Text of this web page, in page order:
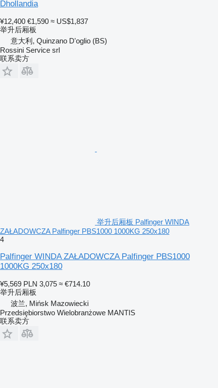
Dhollandia
¥12,400 €1,590 ≈ US$1,837
举升后厢板
意大利, Quinzano D'oglio (BS)
Rossini Service srl
联系卖方
举升后厢板 Palfinger WINDA
ZAŁADOWCZA Palfinger PBS1000 1000KG 250x180
4
Palfinger WINDA ZAŁADOWCZA Palfinger PBS1000
1000KG 250x180
¥5,569 PLN 3,075 ≈ €714.10
举升后厢板
波兰, Mińsk Mazowiecki
Przedsiębiorstwo Wielobranżowe MANTIS
联系卖方